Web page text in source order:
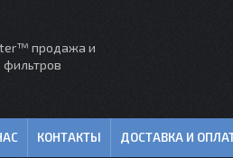
продажа и
фильтров
КОНТАКТЫ ДОСТАВКА И